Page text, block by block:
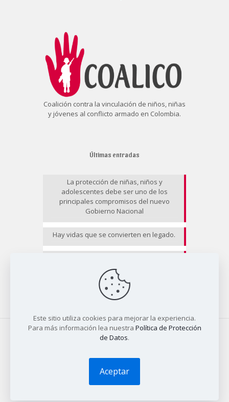
Coalición contra la vinculación de niños, niñas
y jóvenes al conflicto armado en Colombia.
Últimas entradas
La protección de niñas, niños y
adolescentes debe ser uno de los
principales compromisos del nuevo
Gobierno Nacional
Hay vidas que se convierten en legado.
© 2025 COALICO | Diseño
Este sitio utiliza cookies para mejorar la experiencia.
Para más información lea nuestra Política de Protección
de Datos.
Aceptar